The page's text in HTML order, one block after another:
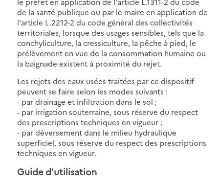
de la santé publique ou par le maire en application de
l'article L.2212-2 du code général des collectivités
territoriales, lorsque des usages sensibles, tels que la
conchyliculture, la cressiculture, la pêche à pied, le
prélèvement en vue de la consommation humaine ou
la baignade existent à proximité du rejet.
Les rejets des eaux usées traitées par ce dispositif
peuvent se faire selon les modes suivants :
- par drainage et infiltration dans le sol ;
- par irrigation souterraine, sous réserve du respect
des prescriptions techniques en vigueur ;
- par déversement dans le milieu hydraulique
superficiel, sous réserve du respect des prescriptions
techniques en vigueur.
Guide d'utilisation